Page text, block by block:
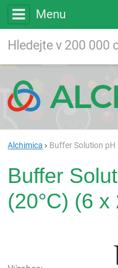
Menu
Vyhledávání
Alchimica Buffer Solution pH
Buffer
(20°C) (6 x